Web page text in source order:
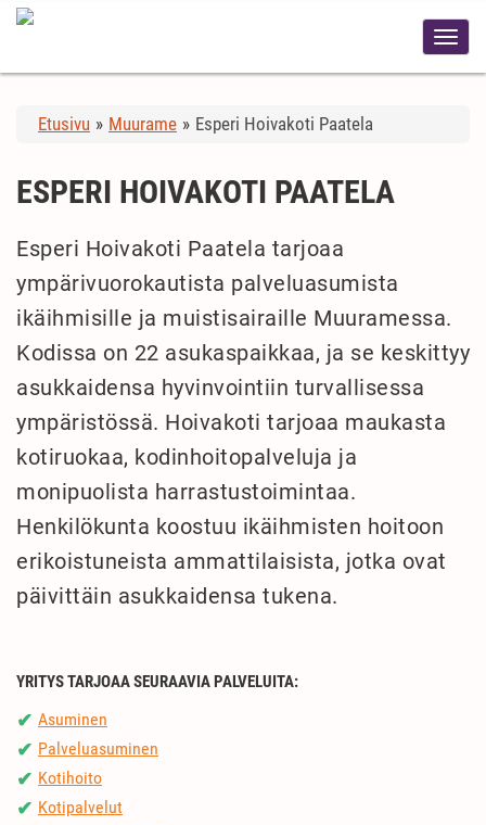
Etusivu » Muurame » Esperi Hoivakoti Paatela
ESPERI HOIVAKOTI PAATELA
Esperi Hoivakoti Paatela tarjoaa
ympärivuorokautista palveluasumista
ikäihmisille ja muistisairaille Muuramessa.
Kodissa on 22 asukaspaikkaa, ja se keskittyy
asukkaidensa hyvinvointiin turvallisessa
ympäristössä. Hoivakoti tarjoaa maukasta
kotiruokaa, kodinhoitopalveluja ja
monipuolista harrastustoimintaa.
Henkilökunta koostuu ikäihmisten hoitoon
erikoistuneista ammattilaisista, jotka ovat
päivittäin asukkaidensa tukena.
YRITYS TARJOAA SEURAAVIA PALVELUITA:
✔ Asuminen
✔ Palveluasuminen
✔ Kotihoito
✔ Kotipalvelut